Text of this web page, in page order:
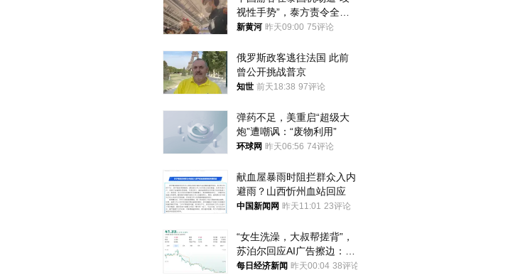
视性手势”，泰方责令全面
调查，对责任人采取最严厉
新黄河 昨天09:00 75评论
俄罗斯政客逃往法国 此前
曾公开挑战普京
知世 前天18:38 97评论
弹药不足，美重启“超级大
炮”遭嘲讽：“废物利用”
环球网 昨天06:56 74评论
献血屋暴雨时阻拦群众入内
避雨？山西忻州血站回应
中国新闻网 昨天11:01 23评论
“女生洗澡，大叔帮搓背”，
苏泊尔回应AI广告擦边：视
频全下架，已强化内容管理
每日经济新闻 昨天00:04 38评论